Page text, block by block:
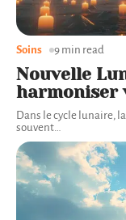
Nouvelle
harmoniser
Dans le cycle lunaire,
souvent…
Soins 9 min read